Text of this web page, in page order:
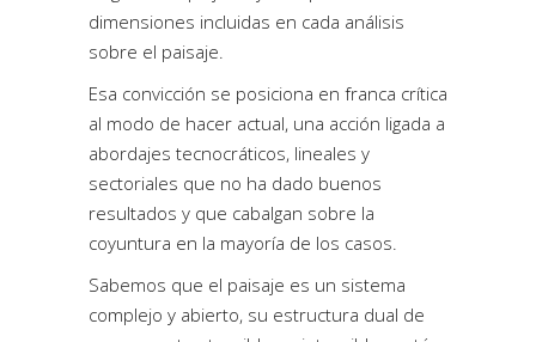
dimensiones incluidas en cada análisis
sobre el paisaje.
Esa convicción se posiciona en franca crítica
al modo de hacer actual, una acción ligada a
abordajes tecnocráticos, lineales y
sectoriales que no ha dado buenos
resultados y que cabalgan sobre la
coyuntura en la mayoría de los casos.
Sabemos que el paisaje es un sistema
complejo y abierto, su estructura dual de